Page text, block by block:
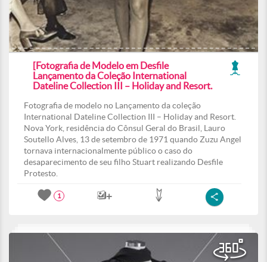
[Fotografia de Modelo em Desfile
Lançamento da Coleção International
Dateline Collection III – Holiday and Resort.
Fotografia de modelo no Lançamento da coleção
International Dateline Collection III – Holiday and Resort.
Nova York, residência do Cônsul Geral do Brasil, Lauro
Soutello Alves, 13 de setembro de 1971 quando Zuzu Angel
tornava internacionalmente público o caso do
desaparecimento de seu filho Stuart realizando Desfile
Protesto.
1